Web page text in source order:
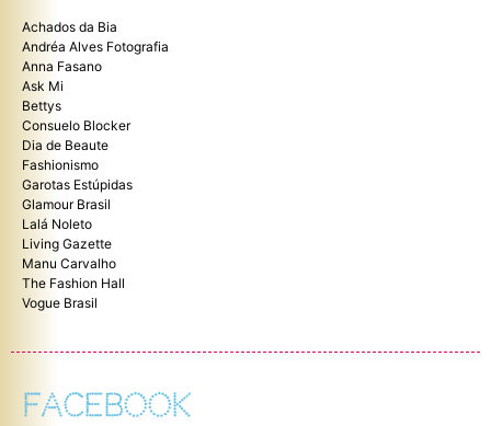
Achados da Bia
Andréa Alves Fotografia
Anna Fasano
Ask Mi
Bettys
Consuelo Blocker
Dia de Beaute
Fashionismo
Garotas Estúpidas
Glamour Brasil
Lalá Noleto
Living Gazette
Manu Carvalho
The Fashion Hall
Vogue Brasil
FACEBOOK